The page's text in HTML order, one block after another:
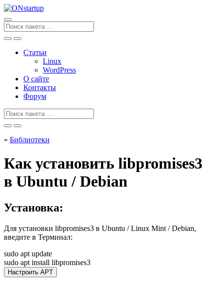
Перейти
к
содержанию
Поиск
для
Статьи
Linux
WordPress
О сайте
Контакты
Форум
Поиск
для
» Библиотеки
Как установить libpromises3
в Ubuntu / Debian
Установка:
Для установки libpromises3 в Ubuntu / Linux Mint / Debian,
введите в Терминал:
sudo apt update
sudo apt install libpromises3
Настроить APT